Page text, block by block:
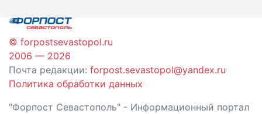
© forpostsevastopol.ru
2006 — 2026
Почта редакции: forpost.sevastopol@yandex.ru
Политика обработки данных
"Форпост Севастополь" - Информационный портал